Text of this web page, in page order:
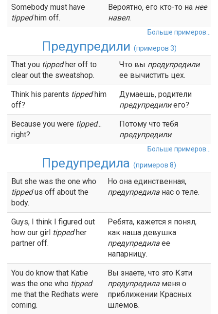
Somebody must have
tippedhim off.
Вероятно, его кто-то на нее
навел.
Больше примеров...
Предупредили (примеров 3)
That you tippedher off to
clear out the sweatshop.
Что вы предупредили
ее вычистить цех.
Think his parents tippedhim
off?
Думаешь, родители
предупредилиего?
Because you were tipped...
right?
Потому что тебя
предупредили.
Больше примеров...
Предупредила (примеров 8)
But she was the one who
tippedus off about the
body.
Но она единственная,
предупредила нас о теле.
Guys, I think I figured out
how our girl tippedher
partner off.
Ребята, кажется я понял,
как наша девушка
предупредила ее
напарницу.
You do know that Katie
was the one who tipped
me that the Redhats were
coming.
Вы знаете, что это Кэти
предупредила меня о
приближении Красных
шлемов.